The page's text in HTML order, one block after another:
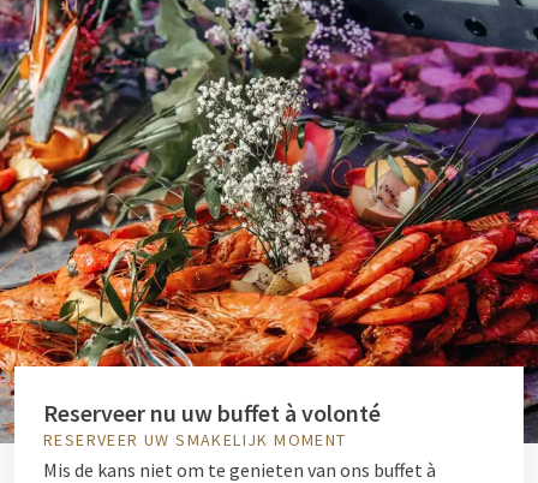
Reserveer nu uw buffet à volonté
RESERVEER UW SMAKELIJK MOMENT
Mis de kans niet om te genieten van ons buffet à